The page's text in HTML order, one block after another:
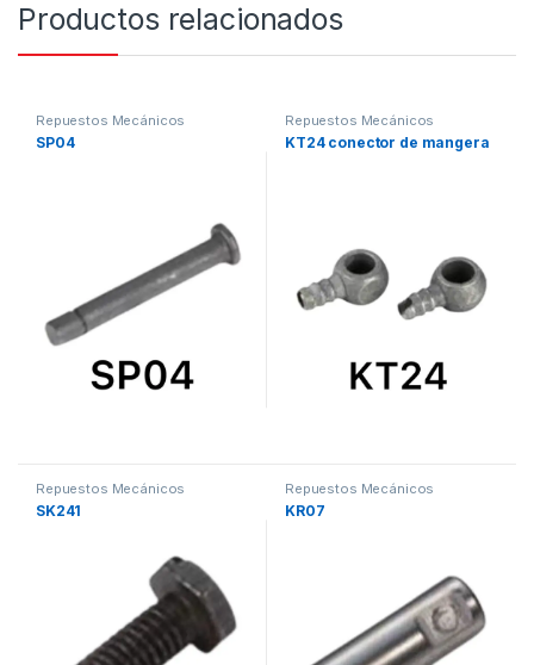
Productos relacionados
Repuestos Mecánicos
SP04
Repuestos Mecánicos
KT24 conector de mangera
Repuestos Mecánicos
SK241
Repuestos Mecánicos
KR07